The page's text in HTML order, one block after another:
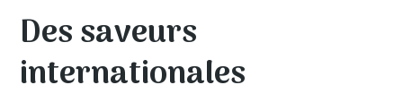
Des saveurs
internationales